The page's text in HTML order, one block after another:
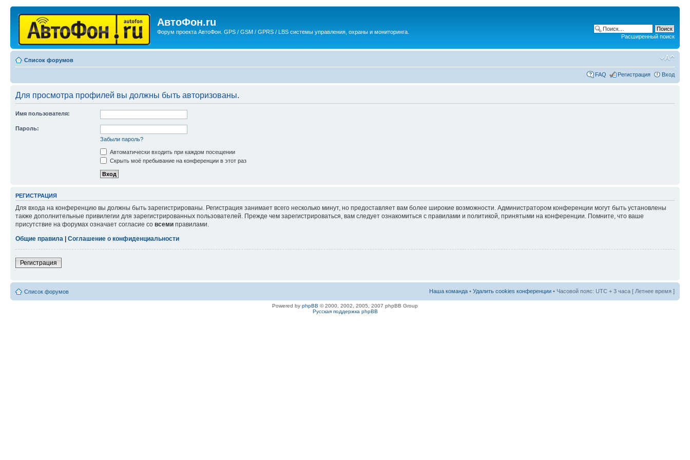
АвтоФон.ru
Форум проекта АвтоФон. GPS / GSM / GPRS / LBS системы управления, охраны и мониторинга.
Расширенный поиск
Список форумов
FAQ Регистрация Вход
Для просмотра профилей вы должны быть авторизованы.
Имя пользователя:
Пароль:
Забыли пароль?
Автоматически входить при каждом посещении
Скрыть моё пребывание на конференции в этот раз
РЕГИСТРАЦИЯ
Для входа на конференцию вы должны быть зарегистрированы. Регистрация занимает всего несколько минут, но предоставляет вам более широкие возможности. Администратором конференции могут быть установлены
также дополнительные привилегии для зарегистрированных пользователей. Прежде чем зарегистрироваться, вам следует ознакомиться с правилами и политикой, принятыми на конференции. Помните, что ваше
присутствие на форумах означает согласие со всеми правилами.
Общие правила | Соглашение о конфиденциальности
Регистрация
Список форумов Наша команда • Удалить cookies конференции • Часовой пояс: UTC + 3 часа [ Летнее время ]
Powered by phpBB © 2000, 2002, 2005, 2007 phpBB Group
Русская поддержка phpBB